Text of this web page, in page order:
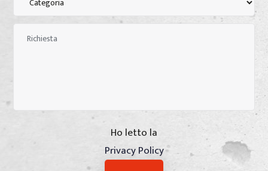
Ho letto la
Privacy Policy